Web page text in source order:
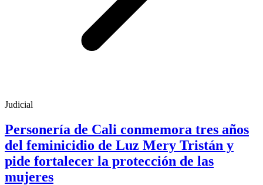
Judicial
Personería de Cali conmemora tres años
del feminicidio de Luz Mery Tristán y
pide fortalecer la protección de las
mujeres